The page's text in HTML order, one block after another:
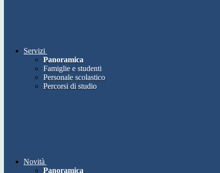
Servizi
Panoramica
Famiglie e studenti
Personale scolastico
Percorsi di studio
Novità
Panoramica